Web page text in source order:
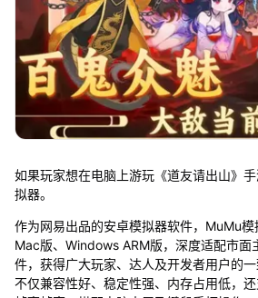
如果玩家想在电脑上游玩《道友请出山》
拟器。
作为网易出品的安卓模拟器软件，MuMu模
Mac版、Windows ARM版，深度适配市面
件，获得广大玩家、达人及开发者用户的
不仅兼容性好、稳定性强、内存占用低，